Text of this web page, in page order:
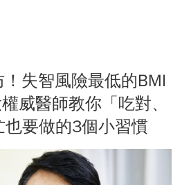
失智風險最低的BMI
威醫師教你「吃對、
要做的3個小習慣